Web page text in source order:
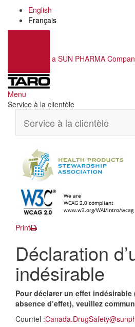
English
Français
a SUN PHARMA
Menu
Service à la clientèle
Service à la clientèle
Print
Déclaration
indésirable
Pour déclarer un effet
absence d’effet), veuillez
Courriel :